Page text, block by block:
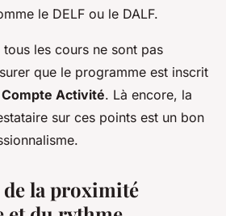
le DELF ou le DALF.
les cours ne sont pas
que le programme est inscrit
Activité. Là encore, la
sur ces points est un bon
la proximité